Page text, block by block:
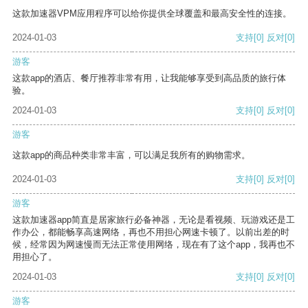
这款加速器VPM应用程序可以给你提供全球覆盖和最高安全性的连接。
2024-01-03 支持[0] 反对[0]
游客
这款app的酒店、餐厅推荐非常有用，让我能够享受到高品质的旅行体
验。
2024-01-03
支持[0] 反对[0]
游客
这款app的商品种类非常丰富，可以满足我所有的购物需求。
2024-01-03 支持[0] 反对[0]
游客
这款加速器app简直是居家旅行必备神器，无论是看视频、玩游戏还是工
作办公，都能畅享高速网络，再也不用担心网速卡顿了。以前出差的时
候，经常因为网速慢而无法正常使用网络，现在有了这个app，我再也不
用担心了。
2024-01-03
支持[0] 反对[0]
游客